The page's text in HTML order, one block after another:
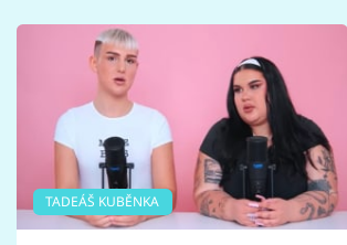
TADEÁŠ KUBĚNKA